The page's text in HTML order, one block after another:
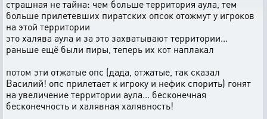
страшная не тайна: чем больше территория аула, тем
больше прилетевших пиратских опсок отожмут у игроков
на этой территории
это халява аула и за это захватывают территории...
раньше ещё были пиры, теперь их кот наплакал
потом эти отжатые опс (дада, отжатые, так сказал
Василий! опс прилетает к игроку и нефик спорить) гонят
на увеличение территории аула... бесконечная
бесконечность и халявная халявность!